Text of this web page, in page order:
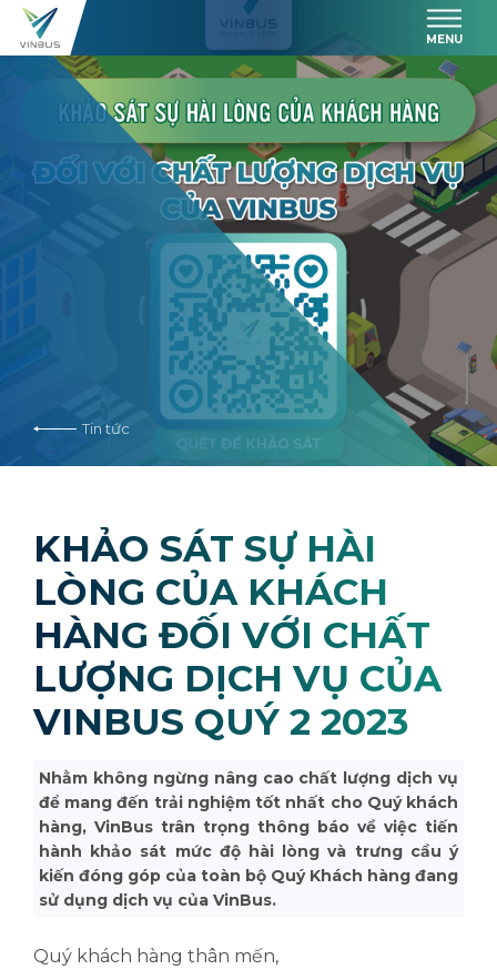
MENU
Tin tức
KHẢO SÁT SỰ HÀI
LÒNG CỦA KHÁCH
HÀNG ĐỐI VỚI CHẤT
LƯỢNG DỊCH VỤ CỦA
VINBUS QUÝ 2 2023
Nhằm không ngừng nâng cao chất lượng dịch vụ
để mang đến trải nghiệm tốt nhất cho Quý khách
hàng, VinBus trân trọng thông báo về việc tiến
hành khảo sát mức độ hài lòng và trưng cầu ý
kiến đóng góp của toàn bộ Quý Khách hàng đang
sử dụng dịch vụ của VinBus.
Quý khách hàng thân mến,